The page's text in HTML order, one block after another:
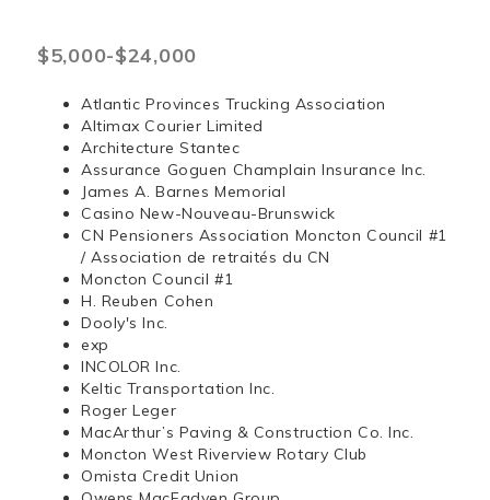
$5,000-$24,000
Atlantic Provinces Trucking Association
Altimax Courier Limited
Architecture Stantec
Assurance Goguen Champlain Insurance Inc.
James A. Barnes Memorial
Casino New-Nouveau-Brunswick
CN Pensioners Association Moncton Council #1
/ Association de retraités du CN
Moncton Council #1
H. Reuben Cohen
Dooly's Inc.
exp
INCOLOR Inc.
Keltic Transportation Inc.
Roger Leger
MacArthur’s Paving & Construction Co. Inc.
Moncton West Riverview Rotary Club
Omista Credit Union